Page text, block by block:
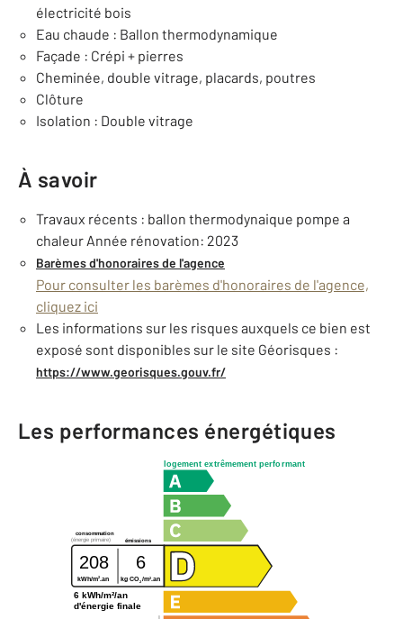
électricité bois
Eau chaude : Ballon thermodynamique
Façade : Crépi + pierres
Cheminée, double vitrage, placards, poutres
Clôture
Isolation : Double vitrage
À savoir
Travaux récents : ballon thermodynaique pompe a
chaleur Année rénovation: 2023
Barèmes d'honoraires de l'agence
Pour consulter les barèmes d'honoraires de l'agence,
cliquez ici
Les informations sur les risques auxquels ce bien est
exposé sont disponibles sur le site Géorisques :
https://www.georisques.gouv.fr/
Les performances énergétiques
logement extrêmement performant
consommation
émissions
(énergie primaire)
208 6
kWh/m2.an kg CO2 /m2 .an
6 kWh/m²/an
d'énergie finale